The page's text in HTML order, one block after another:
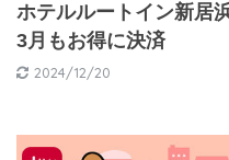
ホテルルートイン新居
3月もお得に決済
2024/12/20